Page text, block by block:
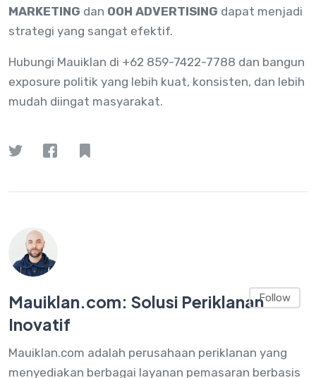
MARKETING dan OOH ADVERTISING dapat menjadi
strategi yang sangat efektif.
Hubungi Mauiklan di +62 859-7422-7788 dan bangun
exposure politik yang lebih kuat, konsisten, dan lebih
mudah diingat masyarakat.
Mauiklan.com: Solusi Periklanan
Inovatif
Mauiklan.com adalah perusahaan periklanan yang
menyediakan berbagai layanan pemasaran berbasis
Follow